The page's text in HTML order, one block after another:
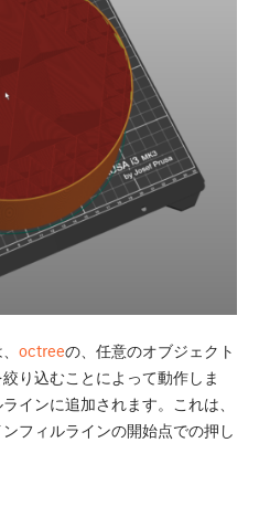
octreeの、任意のオブジェクト
り込むことによって動作しま
インに追加されます。これは、
フィルラインの開始点での押し